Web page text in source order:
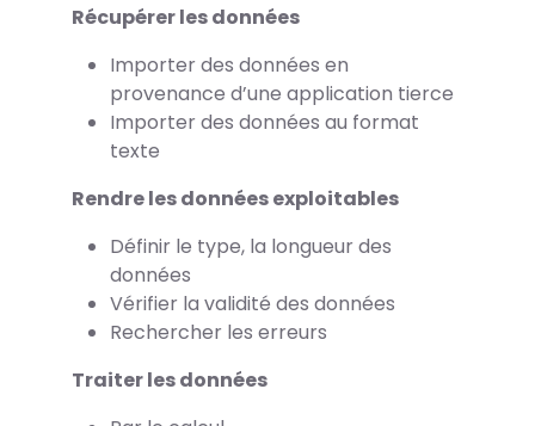
Récupérer les données
Importer des données en
provenance d’une application tierce
Importer des données au format
texte
Rendre les données exploitables
Définir le type, la longueur des
données
Vérifier la validité des données
Rechercher les erreurs
Traiter les données